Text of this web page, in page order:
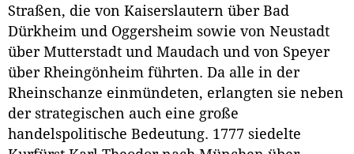
Straßen, die von Kaiserslautern über Bad
Dürkheim und Oggersheim sowie von Neustadt
über Mutterstadt und Maudach und von Speyer
über Rheingönheim führten. Da alle in der
Rheinschanze einmündeten, erlangten sie neben
der strategischen auch eine große
handelspolitische Bedeutung. 1777 siedelte